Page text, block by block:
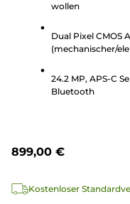
Sternen.
Bewertungen
wollen
Dual Pixel CMOS
(mechanischer/
24.2 MP, APS-C
Bluetooth
899,00 €
Kostenloser